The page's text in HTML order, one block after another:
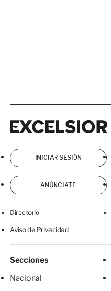
INICIAR SESIÓN
ANÚNCIATE
Directorio
Aviso de Privacidad
Secciones
Nacional